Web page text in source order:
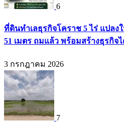
6
ที่ดินทำเลธุรกิจโคราช 5 ไร่ แปล
51 เมตร ถมแล้ว พร้อมสร้างธุรกิจ
3 กรกฎาคม 2026
7